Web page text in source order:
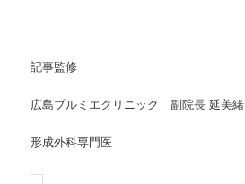
記事監修
広島プルミエクリニック 副院長 延美緒
形成外科専門医